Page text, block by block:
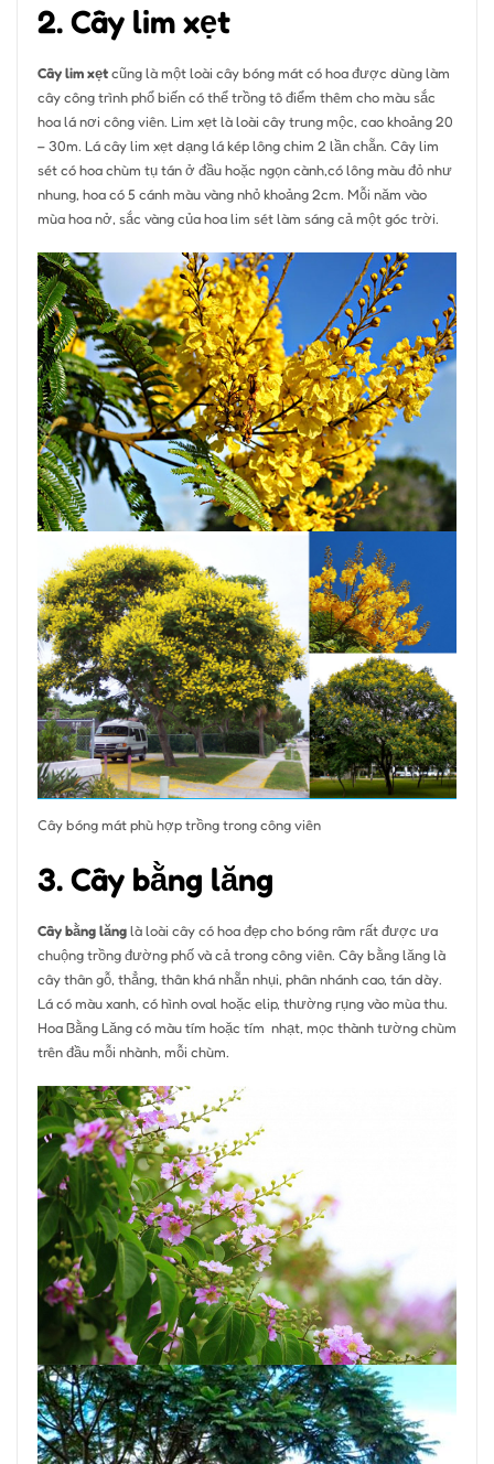
2. Cây lim xẹt
Cây lim xẹtcũng là một loài cây bóng mát có hoa được dùng làm
cây công trình phổ biến có thể trồng tô điểm thêm cho màu sắc
hoa lá nơi công viên. Lim xẹt là loài cây trung mộc, cao khoảng 20
– 30m. Lá cây lim xẹt dạng lá kép lông chim 2 lần chẵn. Cây lim
sét có hoa chùm tụ tán ở đầu hoặc ngọn cành,có lông màu đỏ như
nhung, hoa có 5 cánh màu vàng nhỏ khoảng 2cm. Mỗi năm vào
mùa hoa nở, sắc vàng của hoa lim sét làm sáng cả một góc trời.
Cây bóng mát phù hợp trồng trong công viên
3. Cây bằng lăng
Cây bằng lănglà loài cây có hoa đẹp cho bóng râm rất được ưa
chuộng trồng đường phố và cả trong công viên. Cây bằng lăng là
cây thân gỗ, thẳng, thân khá nhẵn nhụi, phân nhánh cao, tán dày.
Lá có màu xanh, có hình oval hoặc elip, thường rụng vào mùa thu.
Hoa Bằng Lăng có màu tím hoặc tím nhạt, mọc thành tường chùm
trên đầu mỗi nhành, mỗi chùm.